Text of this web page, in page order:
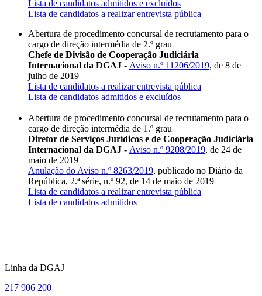
Lista de candidatos admitidos e excluídos
Lista de candidatos a realizar entrevista pública
Abertura de procedimento concursal de recrutamento para o
cargo de direção intermédia de 2.º grau
Chefe de Divisão de Cooperação Judiciária
Internacional da DGAJ - Aviso n.º 11206/2019, de 8 de
julho de 2019
Lista de candidatos a realizar entrevista pública
Lista de candidatos admitidos e excluídos
Abertura de procedimento concursal de recrutamento para o
cargo de direção intermédia de 1.º grau
Diretor de Serviços Jurídicos e de Cooperação Judiciária
Internacional da DGAJ - Aviso n.º 9208/2019, de 24 de
maio de 2019
Anulação do Aviso n.º 8263/2019, publicado no Diário da
República, 2.ª série, n.º 92, de 14 de maio de 2019
Lista de candidatos a realizar entrevista pública
Lista de candidatos admitidos
Linha da DGAJ
217 906 200